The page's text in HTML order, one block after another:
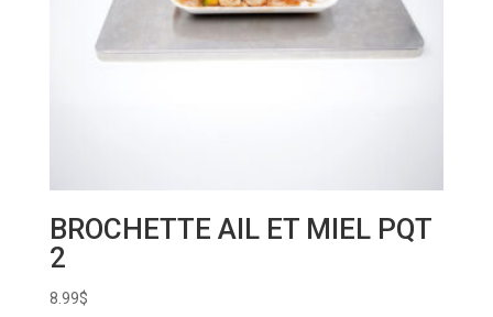
BROCHETTE AIL ET MIEL PQT
2
8.99$